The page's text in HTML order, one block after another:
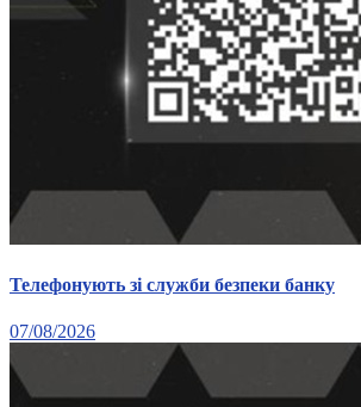
Всеукраїнська Рада
Всеукраїнська Рада
мови УТОГ
Всеукраїнська Рада
Всеукраїнська
Молодіжні лідери УТОГ
Підприємства УТОГ
Рекорди УТОГ
Видання УТОГ
Посилання сторінок УТОГ
Навчальні програми
Дошкільна освіта
Загальна освіта
Телефонують зі служби безпеки банку
07/08/2026